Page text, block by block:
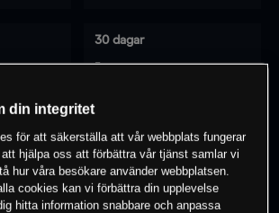
30 dagar
-
har enposition i detta
din integritet
för att säkerställa att vår webbplats fungerar
hjälpa oss att förbättra vår tjänst samlar vi
hur våra besökare använder webbplatsen.
cookies kan vi förbättra din upplevelse
hitta information snabbare och anpassa